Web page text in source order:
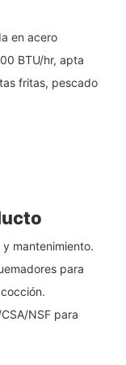
en acero
BTU/hr, apta
fritas, pescado
mantenimiento.
para
NSF para